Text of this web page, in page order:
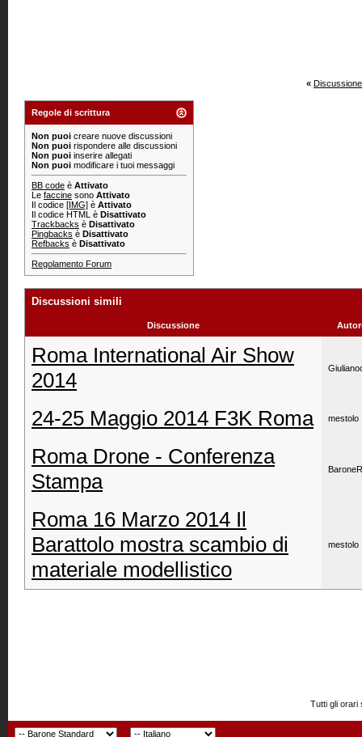
«
Regole di scrittura
Non puoi creare nuove discussioni
Non puoi rispondere alle discussioni
Non puoi inserire allegati
Non puoi modificare i tuoi messaggi
BB code è Attivato
Le faccine sono Attivato
Il codice [IMG] è Attivato
Il codice HTML è Disattivato
Trackbacks è Disattivato
Pingbacks è Disattivato
Refbacks è Disattivato
Regolamento Forum
Discussioni simili
Discussione
Roma International Air Show
2014
24-25 Maggio 2014 F3K Roma mestolo
Roma Drone - Conferenza
Stampa
Roma 16 Marzo 2014 Il
Barattolo mostra scambio di
materiale modellistico
mestolo
Tutti gli orari